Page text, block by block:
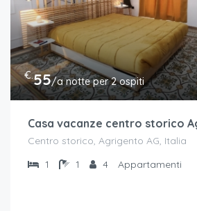
€.55/a notte per 2 ospiti
Centro storico, Agrigento AG, Italia
1
1 4 Appartamenti